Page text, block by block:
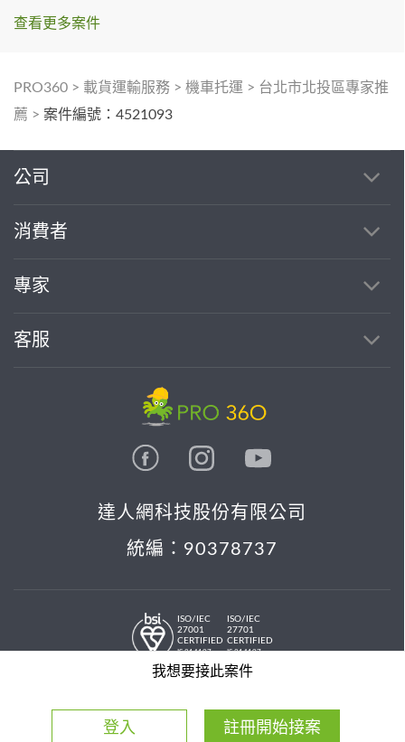
查看更多案件
PRO360 > 載貨運輸服務 > 機車托運 > 台北市北投區專家推
薦 > 案件編號：4521093
我想要接此案件
登入 註冊開始接案
公司
消費者
專家
客服
達人網科技股份有限公司
統編：90378737
ISO/IEC
27001
CERTIFIED
IS 814197
ISO/IEC
27701
CERTIFIED
IS 814197
© 2026 PRO36O. All rights reserved.